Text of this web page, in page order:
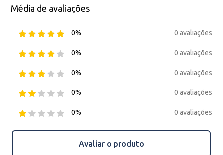
Média de avaliações
0% 0 avaliações
0% 0 avaliações
0% 0 avaliações
0% 0 avaliações
0% 0 avaliações
Avaliar o produto